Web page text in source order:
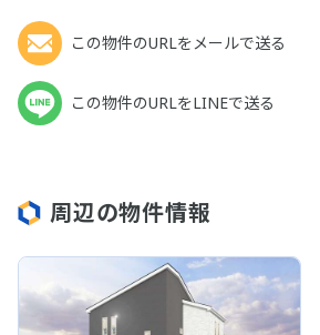
この物件のURLをメールで送る
この物件のURLをLINEで送る
周辺の物件情報